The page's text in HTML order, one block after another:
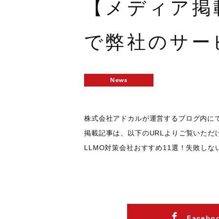
【メディア
で弊社のサ
News
株式会社アドカルが運営するブログ内に
掲載記事は、以下のURLよりご覧いただ
LLMO対策会社おすすめ11選！失敗しな